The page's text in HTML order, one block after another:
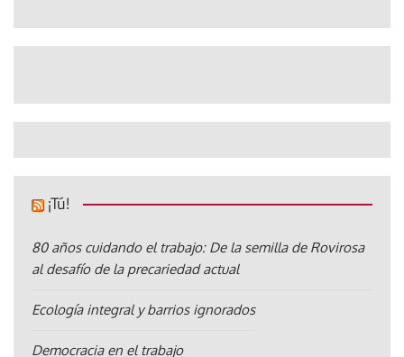
¡Tú!
80 años cuidando el trabajo: De la semilla de Rovirosa
al desafío de la precariedad actual
Ecología integral y barrios ignorados
Democracia en el trabajo